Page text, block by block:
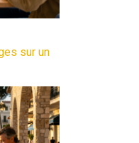
sur un